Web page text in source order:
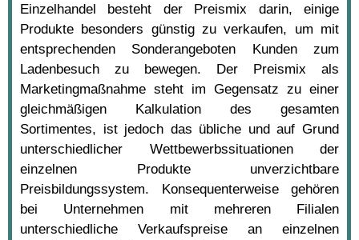
Einzelhandel besteht der Preismix darin, einige
Produkte besonders günstig zu verkaufen, um mit
entsprechenden Sonderangeboten Kunden zum
Ladenbesuch zu bewegen. Der Preismix als
Marketingmaßnahme steht im Gegensatz zu einer
gleichmäßigen Kalkulation des gesamten
Sortimentes, ist jedoch das übliche und auf Grund
unterschiedlicher Wettbewerbssituationen der
einzelnen Produkte unverzichtbare
Preisbildungssystem. Konsequenterweise gehören
bei Unternehmen mit mehreren Filialen
unterschiedliche Verkaufspreise an einzelnen